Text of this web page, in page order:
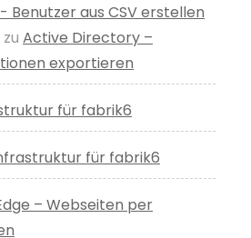
aus CSV erstellen
zu Active Directory –
exportieren
für fabrik6
für fabrik6
– Webseiten per